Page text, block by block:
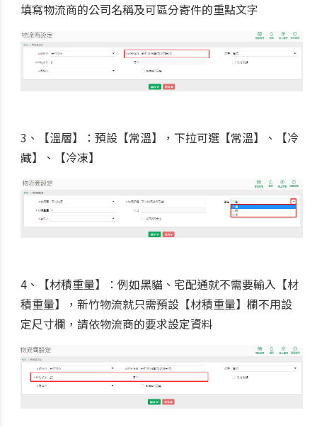
填寫物流商的公司名稱及可區分寄件的重點文字
3、【溫層】：預設【常溫】，下拉可選【常溫】、【冷
藏】、【冷凍】
4、【材積重量】：例如黑貓、宅配通就不需要輸入【材
積重量】，新竹物流就只需預設【材積重量】欄不用設
定尺寸欄，請依物流商的要求設定資料